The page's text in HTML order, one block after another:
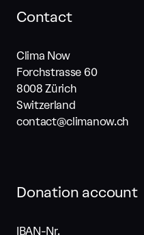
Contact
Clima Now
Forchstrasse 60
8008 Zürich
Switzerland
contact@climanow.ch
Donation account
IBAN-Nr.